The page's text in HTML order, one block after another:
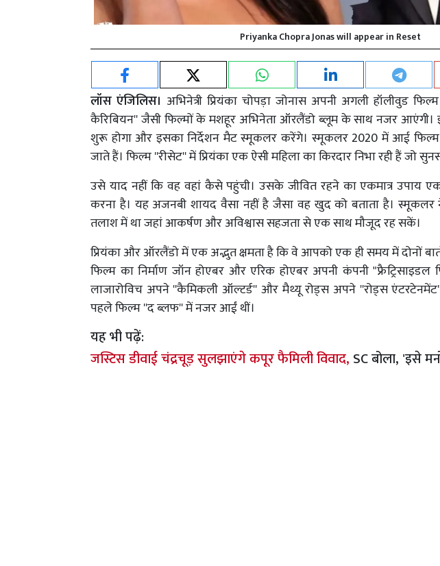
Priyanka Chopra Jonas will appear in Reset
लॉस एंजिलिस। अभिनेत्री प्रियंका चोपड़ा जोनास अपनी अगली हॉलीवुड
कैरिबियन'' जैसी फिल्मों के मशहूर अभिनेता ऑरलैंडो ब्लूम के साथ नजर आएंगी।
शुरू होगा और इसका निर्देशन मैट स्मूकलर करेंगे। स्मूकलर 2020 में आई
जाते हैं। फिल्म ''रीसेट'' में प्रियंका एक ऐसी महिला का किरदार निभा रही हैं जो
उसे याद नहीं कि वह वहां कैसे पहुंची। उसके जीवित रहने का एकमात्र उपाय
करना है। यह अजनबी शायद वैसा नहीं है जैसा वह खुद को बताता है।
तलाश में था जहां आकर्षण और अविश्वास सहजता से एक साथ मौजूद रह सकें।
प्रियंका और ऑरलैंडो में एक अद्भुत क्षमता है कि वे आपको एक ही समय में दोनों
फिल्म का निर्माण जॉन होएबर और एरिक होएबर अपनी कंपनी
लाजारोविच अपने ''कैमिकली ऑल्टर्ड'' और मैथ्यू रोड्स अपने ''रोड्स
पहले फिल्म ''द ब्लफ'' में नजर आईं थीं।
यह भी पढ़ें:
जस्टिस डीवाई चंद्रचूड़ सुलझाएंगे कपूर फैमिली विवाद, SC बोला, 'इसे